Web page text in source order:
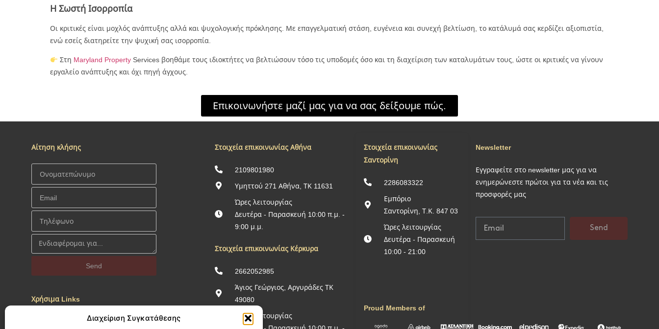
Διαχείριση Συγκατάθεσης
Η Σωστή Ισορροπία
Οι κριτικές είναι μοχλός ανάπτυξης αλλά και ψυχολογικής πρόκλησης. Με επαγγελματική στάση, ευγένεια και συνεχή βελτίωση, το κατάλυμά σας κερδίζει αξιοπιστία,
ενώ εσείς διατηρείτε την ψυχική σας ισορροπία.
Στη Maryland PropertyServices βοηθάμε τους ιδιοκτήτες να βελτιώσουν τόσο τις υποδομές όσο και τη διαχείριση των καταλυμάτων τους, ώστε οι κριτικές να γίνουν
εργαλείο ανάπτυξης και όχι πηγή άγχους.
Επικοινωνήστε μαζί μας για να σας δείξουμε πώς.
Αίτηση κλήσης
Send
Χρήσιμα Links
Προσωπικά Δεδομένα
Στοιχεία επικοινωνίας Αθήνα
2109801980
Υμηττού 271 Αθήνα, ΤΚ 11631
Ώρες λειτουργίας
Δευτέρα - Παρασκευή 10:00 π.μ. -
9:00 μ.μ.
Στοιχεία επικοινωνίας Κέρκυρα
2662052985
Άγιος Γεώργιος, Αργυράδες ΤΚ
49080
Ώρες λειτουργίας
Στοιχεία επικοινωνίας
Σαντορίνη
2286083322
Εμπόριο
Σαντορίνη, Τ.Κ. 847 03
Ώρες λειτουργίας
Δευτέρα - Παρασκευή
10:00 - 21:00
Proud Members of
Newsletter
Εγγραφείτε στο newsletter μας για να
ενημερώνεστε πρώτοι για τα νέα και τις
προσφορές μας
Send